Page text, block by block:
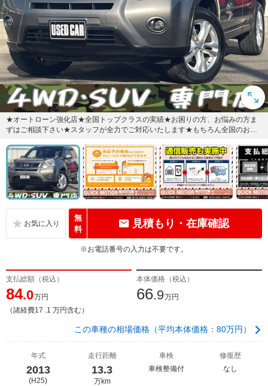
★オートローン強化店★全国トップクラスの実績★お困りの方、お悩みの方ま
ずはご相談下さい★スタッフが全力でご対応いたします★もちろん全国のお客
無
料
見積もり・在庫確認
※お電話番号の入力は不要です。
支払総額（税込）
84.0万円
（諸経費17 .1 万円含む）
本体価格（税込）
66.9万円
この車種の相場価格（平均本体価格：80万円）
年式
2013
(H25)
走行距離
13.3
万km
車検
車検整備付
修復歴
なし